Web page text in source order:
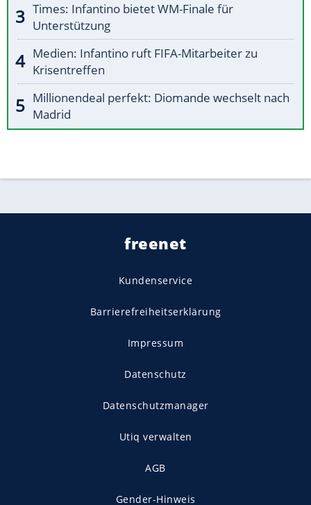
Times: Infantino bietet WM-Finale für
Unterstützung
Medien: Infantino ruft FIFA-Mitarbeiter zu
Krisentreffen
Millionendeal perfekt: Diomande wechselt nach
Madrid
freenet
Kundenservice
Barrierefreiheitserklärung
Impressum
Datenschutz
Datenschutzmanager
Utiq verwalten
AGB
Gender-Hinweis